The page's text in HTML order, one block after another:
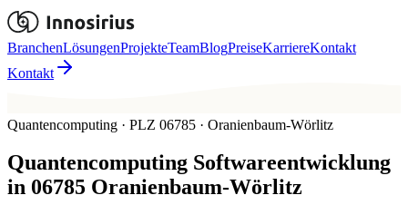
BranchenLösungenProjekteTeamBlogPreiseKarriereKontakt
Kontakt
Quantencomputing · PLZ 06785 · Oranienbaum-Wörlitz
Quantencomputing Softwareentwicklung
in 06785 Oranienbaum-Wörlitz